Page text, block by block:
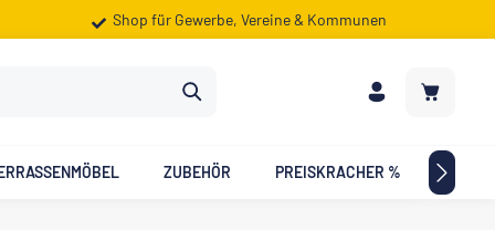
Shop für Gewerbe, Vereine & Kommunen
ZUBEHÖR PREISKRACHER %